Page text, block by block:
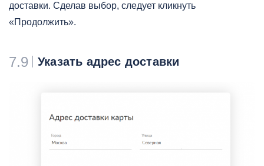
доставки. Сделав выбор, следует кликнуть
«Продолжить».
7.9 Указать адрес доставки